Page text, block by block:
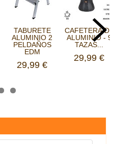
TABURETE
ALUMINIO 2
PELDAÑOS
EDM
29,99 €
CAFETERA DE
ALUMINIO - 9
TAZAS...
29,99 €